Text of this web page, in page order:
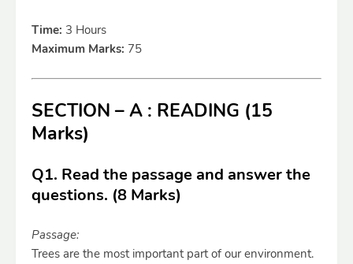
Time: 3 Hours
Maximum Marks: 75
SECTION – A : READING (15
Marks)
Q1. Read the passage and answer the
questions. (8 Marks)
Passage:
Trees are the most important part of our environment.